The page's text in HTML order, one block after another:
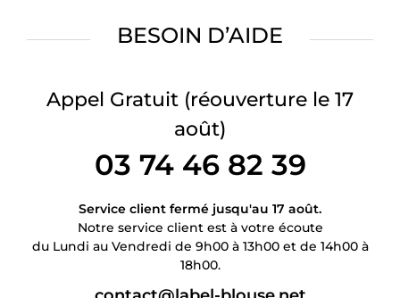
BESOIN D’AIDE
Appel Gratuit (réouverture le 17
août)
03 74 46 82 39
Service client fermé jusqu'au 17 août.
Notre service client est à votre écoute
du Lundi au Vendredi de 9h00 à 13h00 et de 14h00 à
18h00.